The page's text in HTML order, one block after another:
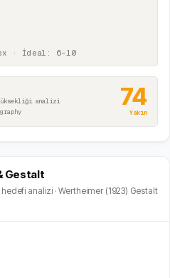
· İdeal: 6–10
analizi
74
Yakın
Gestalt
analizi · Wertheimer (1923) Gestalt